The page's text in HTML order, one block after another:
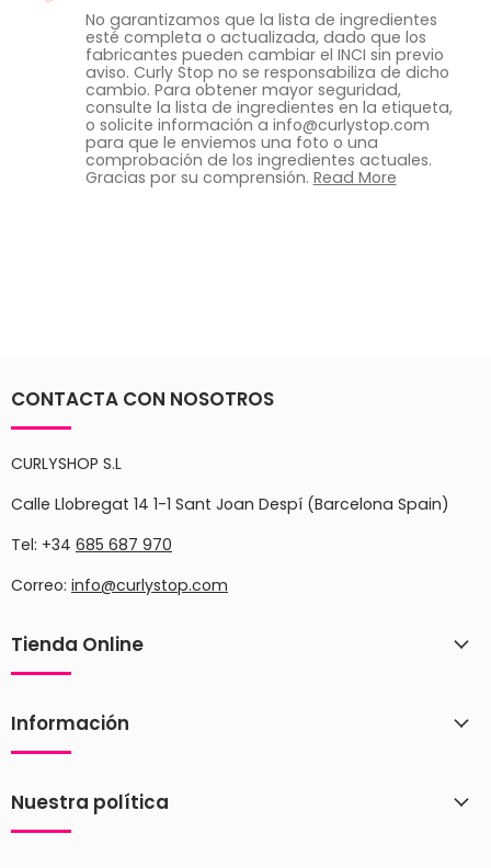
No garantizamos que la lista de ingredientes
esté completa o actualizada, dado que los
fabricantes pueden cambiar el INCI sin previo
aviso. Curly Stop no se responsabiliza de dicho
cambio. Para obtener mayor seguridad,
consulte la lista de ingredientes en la etiqueta,
o solicite información a info@curlystop.com
para que le enviemos una foto o una
comprobación de los ingredientes actuales.
Gracias por su comprensión. Read More
CONTACTA CON NOSOTROS
CURLYSHOP S.L
Calle Llobregat 14 1-1 Sant Joan Despí (Barcelona Spain)
Tel: +34 685 687 970
Correo: info@curlystop.com
Tienda Online
Información
Nuestra política